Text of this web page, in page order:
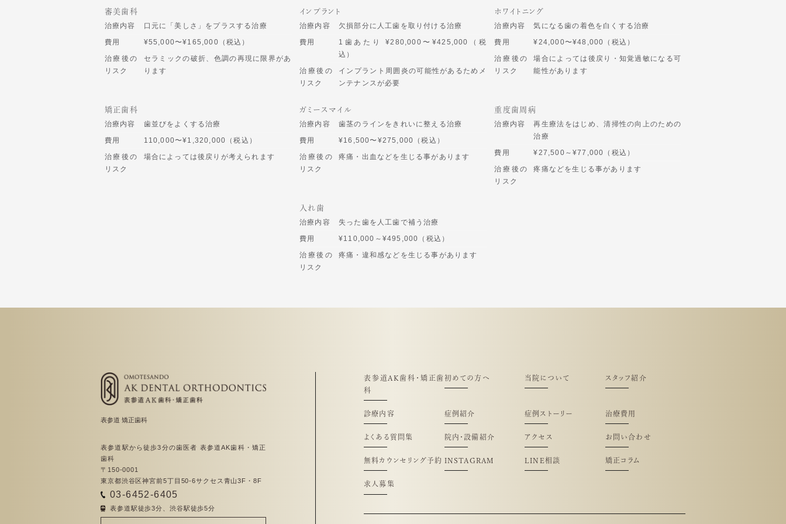
審美歯科
治療内容
口元に「美しさ」をプラスする治療
費用
¥55,000〜¥165,000（税込）
治療後の
リスク
セラミックの破折、色調の再現に限界があ
ります
インプラント
治療内容
欠損部分に人工歯を取り付ける治療
費用
1歯あたり ¥280,000〜¥425,000（税
込）
治療後の
リスク
インプラント周囲炎の可能性があるためメ
ンテナンスが必要
ホワイトニング
治療内容
気になる歯の着色を白くする治療
費用
¥24,000〜¥48,000（税込）
治療後の
リスク
場合によっては後戻り・知覚過敏になる可
能性があります
矯正歯科
治療内容
歯並びをよくする治療
費用
110,000〜¥1,320,000（税込）
治療後の
リスク
場合によっては後戻りが考えられます
ガミースマイル
治療内容
歯茎のラインをきれいに整える治療
費用
¥16,500〜¥275,000（税込）
治療後の
リスク
疼痛・出血などを生じる事があります
重度歯周病
治療内容
再生療法をはじめ、清掃性の向上のための
治療
費用
¥27,500～¥77,000（税込）
治療後の
リスク
疼痛などを生じる事があります
入れ歯
治療内容
失った歯を人工歯で補う治療
費用
¥110,000～¥495,000（税込）
治療後の
リスク
疼痛・違和感などを生じる事があります
表参道 矯正歯科
表参道駅から徒歩3分の歯医者 表参道AK歯科・矯正
歯科
〒150-0001
東京都渋谷区神宮前5丁目50-6サクセス青山3F・8F
03-6452-6405
表参道駅徒歩3分、渋谷駅徒歩5分
表参道AK歯科・矯正歯
科
初めての方へ 当院について スタッフ紹介
診療内容 症例紹介 症例ストーリー 治療費用
よくある質問集 院内・設備紹介 アクセス お問い合わせ
無料カウンセリング予約 INSTAGRAM LINE相談 矯正コラム
求人募集